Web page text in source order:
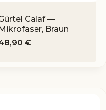
Calaf —
Mikrofaser, Braun
€